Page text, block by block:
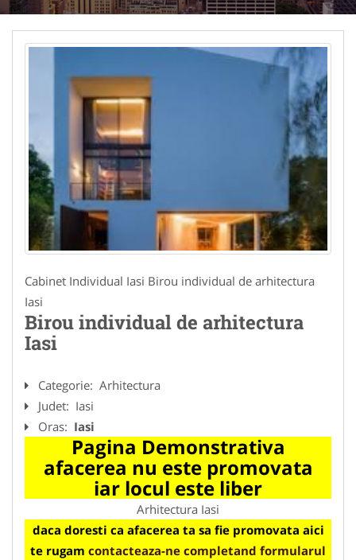
Cabinet Individual Iasi Birou individual de arhitectura
Iasi
Birou individual de arhitectura
Iasi
Categorie: Arhitectura
Judet: Iasi
Oras: Iasi
Pagina Demonstrativa
afacerea nu este promovata
iar locul este liber
Arhitectura Iasi
daca doresti ca afacerea ta sa fie promovata aici
te rugam contacteaza-ne completand formularul